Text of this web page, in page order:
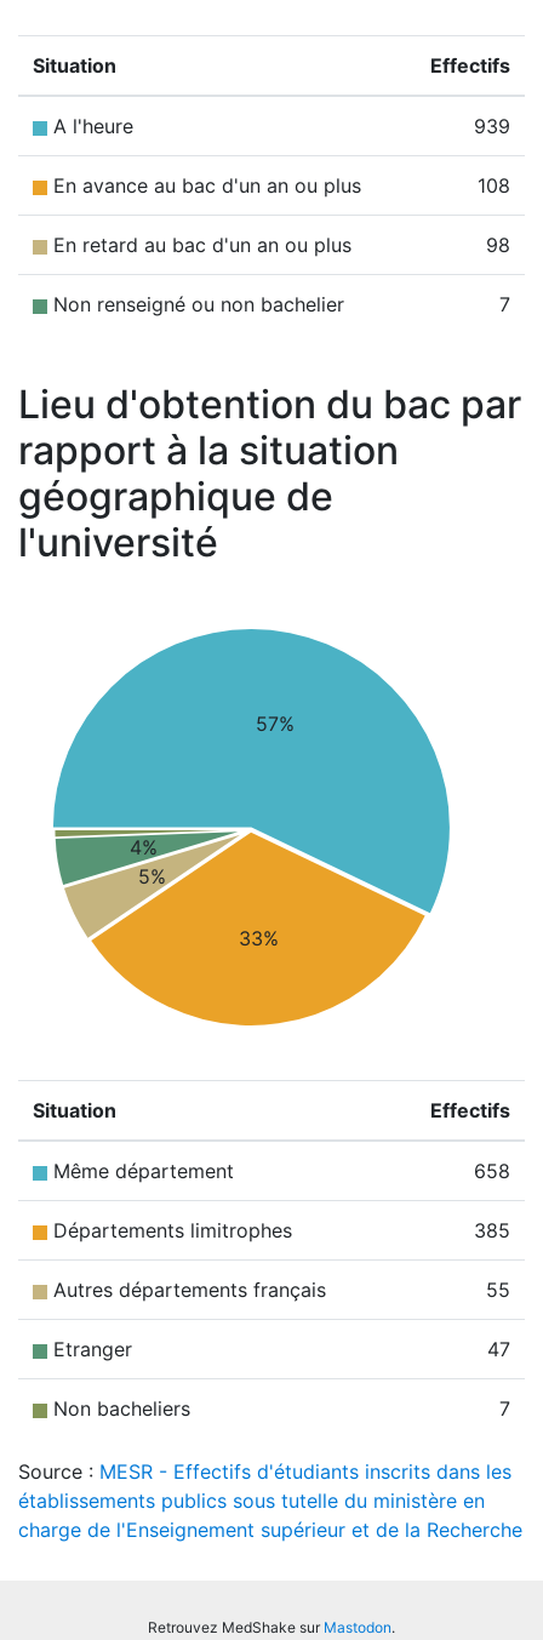
Situation Effectifs
A l'heure 939
En avance au bac d'un an ou plus 108
En retard au bac d'un an ou plus 98
Non renseigné ou non bachelier 7
Lieu d'obtention du bac par
rapport à la situation
géographique de
l'université
57%
33%
5%
4%
Situation Effectifs
Même département 658
Départements limitrophes 385
Autres départements français 55
Etranger 47
Non bacheliers 7
Source : MESR - Effectifs d'étudiants inscrits dans les
établissements publics sous tutelle du ministère en
charge de l'Enseignement supérieur et de la Recherche
Retrouvez MedShake sur Mastodon.